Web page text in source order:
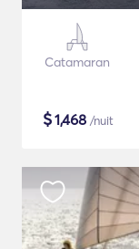
Catamaran
$1,468 /nuit